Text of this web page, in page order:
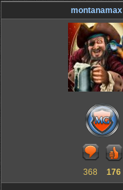
montanamax
368 176